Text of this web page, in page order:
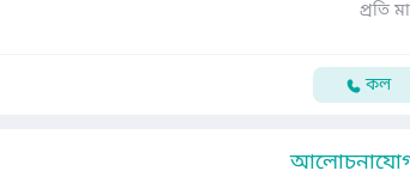
প্রতি
কল